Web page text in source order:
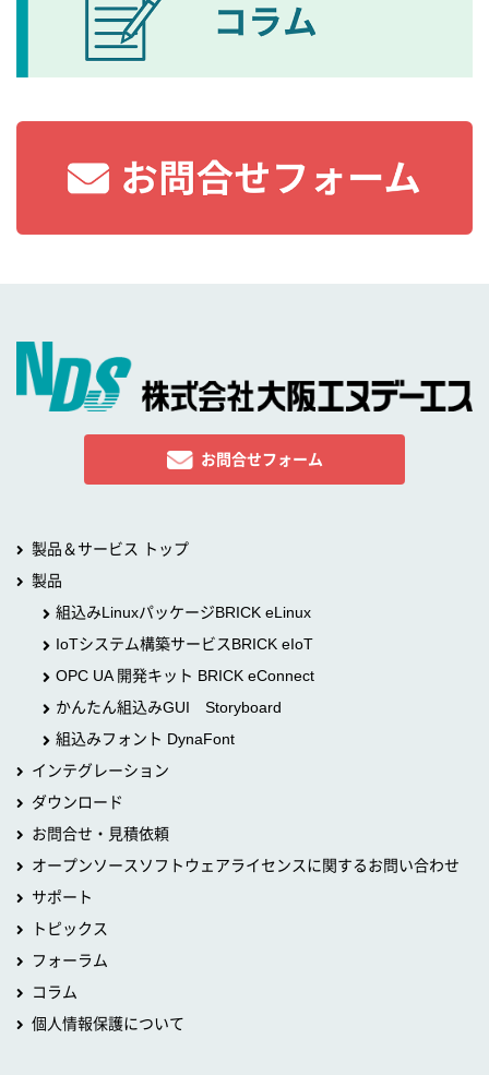
お問合せフォーム
製品＆サービス トップ
製品
組込みLinuxパッケージBRICK eLinux
IoTシステム構築サービスBRICK eIoT
OPC UA 開発キット BRICK eConnect
かんたん組込みGUI Storyboard
組込みフォント DynaFont
インテグレーション
ダウンロード
お問合せ・見積依頼
オープンソースソフトウェアライセンスに関するお問い合わせ
サポート
トピックス
フォーラム
コラム
個人情報保護について